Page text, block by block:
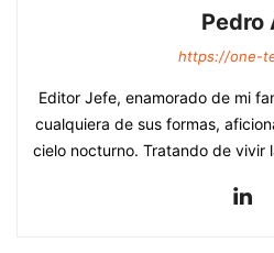
Pedro
https://one-
Editor Jefe, enamorado de mi
cualquiera de sus formas,
cielo nocturno. Tratando de vivir